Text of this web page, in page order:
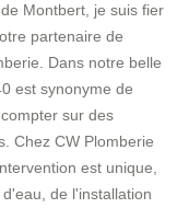
Montbert, je suis fier
partenaire de
Dans notre belle
est synonyme de
sur des
Chez CW Plomberie
est unique,
de l'installation